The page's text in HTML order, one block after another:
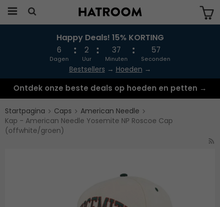
Produkten har blivit tillagd i varukorgen
Happy Deals! 15% KORTING
6
Dagen
2
Uur
37
Minuten
56
Seconden
Bestsellers → Hoeden →
Ontdek onze beste deals op hoeden en petten →
Startpagina Caps
American Needle
Kap - American Needle Yosemite NP Roscoe Cap
(offwhite/groen)